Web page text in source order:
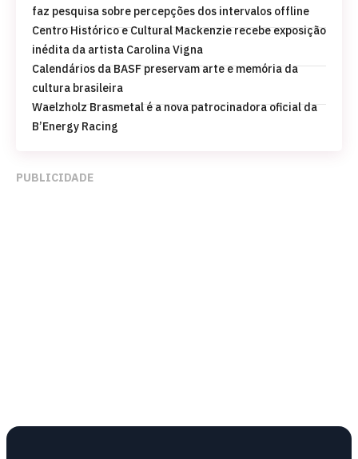
faz pesquisa sobre percepções dos intervalos offline
Centro Histórico e Cultural Mackenzie recebe exposição
inédita da artista Carolina Vigna
Calendários da BASF preservam arte e memória da
cultura brasileira
Waelzholz Brasmetal é a nova patrocinadora oficial da
B’Energy Racing
PUBLICIDADE